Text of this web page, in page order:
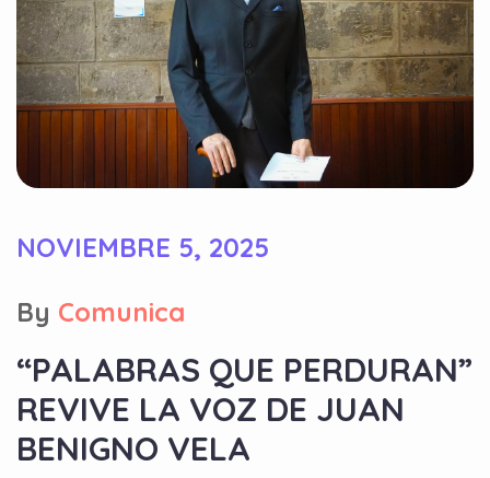
NOVIEMBRE 5, 2025
By Comunica
“PALABRAS QUE PERDURAN”
REVIVE LA VOZ DE JUAN
BENIGNO VELA